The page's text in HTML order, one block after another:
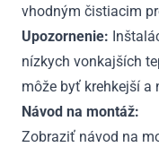
vhodným čistiacim
Upozornenie:
nízkych vonkajších
môže byť krehkejší a
Návod na montáž:
Zobraziť návod na